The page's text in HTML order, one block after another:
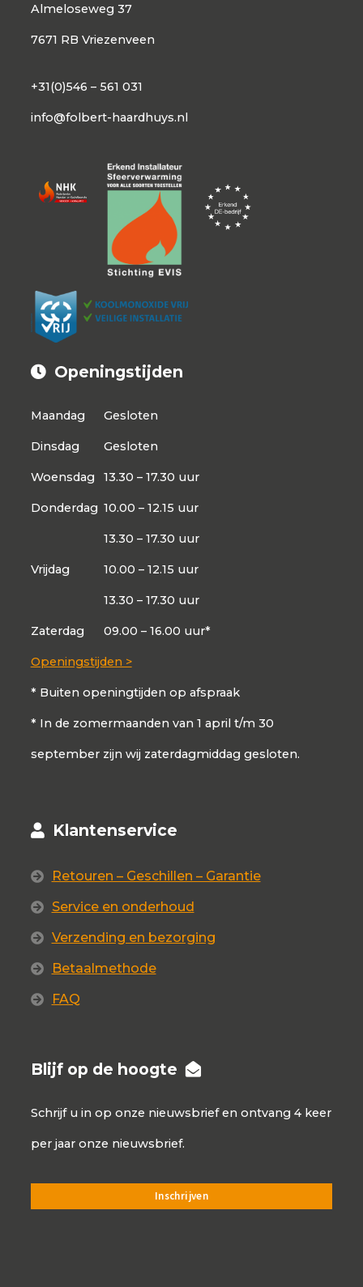
Almeloseweg 37
7671 RB Vriezenveen
+31(0)546 – 561 031
info@folbert-haardhuys.nl
Openingstijden
Maandag Gesloten
Dinsdag Gesloten
Woensdag 13.30 – 17.30 uur
Donderdag 10.00 – 12.15 uur
13.30 – 17.30 uur
Vrijdag 10.00 – 12.15 uur
13.30 – 17.30 uur
Zaterdag 09.00 – 16.00 uur*
Openingstijden >
* Buiten openingtijden op afspraak
* In de zomermaanden van 1 april t/m 30
september zijn wij zaterdagmiddag gesloten.
Klantenservice
Retouren – Geschillen – Garantie
Service en onderhoud
Verzending en bezorging
Betaalmethode
FAQ
Blijf op de hoogte
Schrijf u in op onze nieuwsbrief en ontvang 4 keer
per jaar onze nieuwsbrief.